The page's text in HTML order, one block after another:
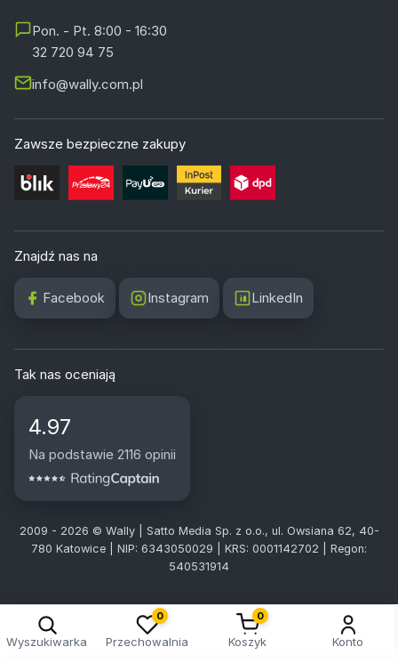
Pon. - Pt. 8:00 - 16:30
32 720 94 75
info@wally.com.pl
Zawsze bezpieczne zakupy
Znajdź nas na
Facebook Instagram LinkedIn
Tak nas oceniają
4.97
Na podstawie 2116 opinii
2009 - 2026 © Wally | Satto Media Sp. z o.o., ul. Owsiana 62, 40-
780 Katowice | NIP: 6343050029 | KRS: 0001142702 | Regon:
540531914
Wyszukiwarka
0
Przechowalnia
0
Koszyk Konto